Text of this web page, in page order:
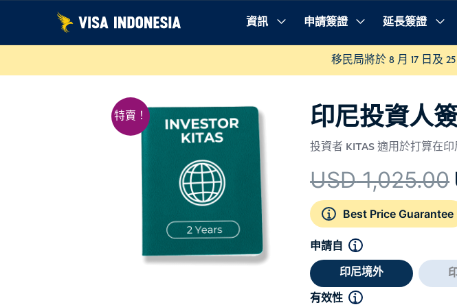
內
資訊 申請簽證 延長簽證
移民局將於 8 月 17 日及
為何選擇我們 您需要知道的一切 要求 程序 常見問題
特賣！ 印尼投資人
投資者 KITAS 適用於打算在
USD1,025.00
Best Price Guarantee
申請自
印尼境外
有效性